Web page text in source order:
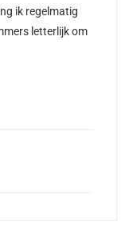
ik regelmatig
letterlijk om